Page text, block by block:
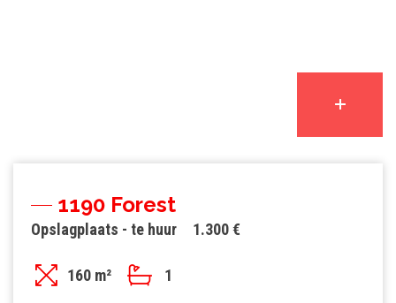
1190 Forest
1.300 €
Opslagplaats - te huur
160 m² 1